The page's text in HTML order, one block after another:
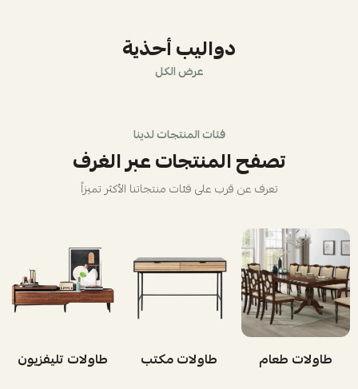
دواليب أحذية
عرض الكل
فئات المنتجات لدينا
تصفح المنتجات عبر الغرف
تعرف عن قرب على فئات منتجاتنا الأكثر تميزاً
طاولات طعام طاولات مكتب طاولات تليفزيون